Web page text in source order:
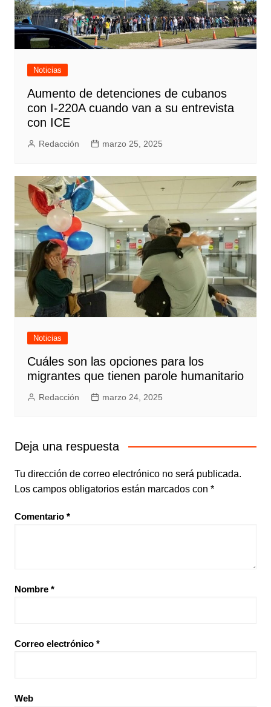
Noticias
Aumento de detenciones de cubanos
con I-220A cuando van a su entrevista
con ICE
Redacción marzo 25, 2025
Noticias
Cuáles son las opciones para los
migrantes que tienen parole humanitario
Redacción marzo 24, 2025
Deja una respuesta
Tu dirección de correo electrónico no será publicada.
Los campos obligatorios están marcados con *
Comentario *
Nombre *
Correo electrónico *
Web